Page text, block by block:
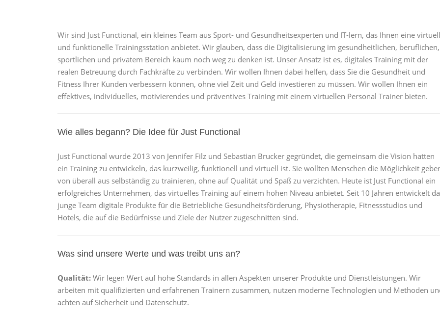
Wir sind Just Functional, ein kleines Team aus Sport- und Gesundheitsexperten und IT-lern, das Ihnen eine
und funktionelle Trainingsstation anbietet. Wir glauben, dass die Digitalisierung im gesundheitlichen, beruflichen,
sportlichen und privatem Bereich kaum noch weg zu denken ist. Unser Ansatz ist es, digitales Training mit der
realen Betreuung durch Fachkräfte zu verbinden. Wir wollen Ihnen dabei helfen, dass Sie die Gesundheit und
Fitness Ihrer Kunden verbessern können, ohne viel Zeit und Geld investieren zu müssen. Wir wollen Ihnen ein
effektives, individuelles, motivierendes und präventives Training mit einem virtuellen Personal Trainer bieten.
Wie alles begann? Die Idee für Just Functional
Just Functional wurde 2013 von Jennifer Filz und Sebastian Brucker gegründet, die gemeinsam die Vision hatten
ein Training zu entwickeln, das kurzweilig, funktionell und virtuell ist. Sie wollten Menschen die Möglichkeit
von überall aus selbständig zu trainieren, ohne auf Qualität und Spaß zu verzichten. Heute ist Just Functional ein
erfolgreiches Unternehmen, das virtuelles Training auf einem hohen Niveau anbietet. Seit 10 Jahren entwickelt
junge Team digitale Produkte für die Betriebliche Gesundheitsförderung, Physiotherapie, Fitnessstudios und
Hotels, die auf die Bedürfnisse und Ziele der Nutzer zugeschnitten sind.
Was sind unsere Werte und was treibt uns an?
Qualität: Wir legen Wert auf hohe Standards in allen Aspekten unserer Produkte und Dienstleistungen. Wir
arbeiten mit qualifizierten und erfahrenen Trainern zusammen, nutzen moderne Technologien und Methoden
achten auf Sicherheit und Datenschutz.